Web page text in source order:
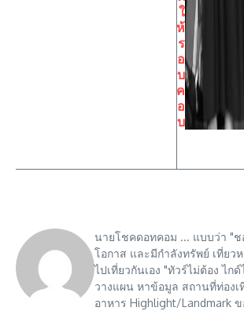
ใ
ห้
ร
อ
บ
ค
อ
บ
นายโชคดอทคอม ... แบบว่า "ช
โอกาส และมีกำลังทรัพย์ เที่ยว
ไปเที่ยวกันเอง "ทัวร์ไม่ต้อง ไกด์
วางแผน หาข้อมูล สถานที่ท่องเ
อาหาร Highlight/Landmark ข